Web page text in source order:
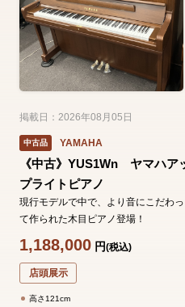
掲載日：2026年08月05日
中古品 YAMAHA
《中古》YUS1Wn ヤマハア
プライトピアノ
現行モデルで中で、より音にこだわっ
て作られた木目ピアノ登場！
1,188,000円(税込)
店頭展示
高さ121cm